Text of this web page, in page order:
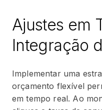
Ajustes em
Integração
Implementar uma
orçamento flexível
em tempo real. Ao